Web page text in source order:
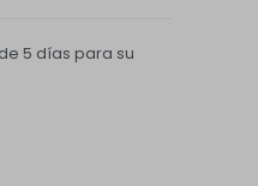
5 días para su